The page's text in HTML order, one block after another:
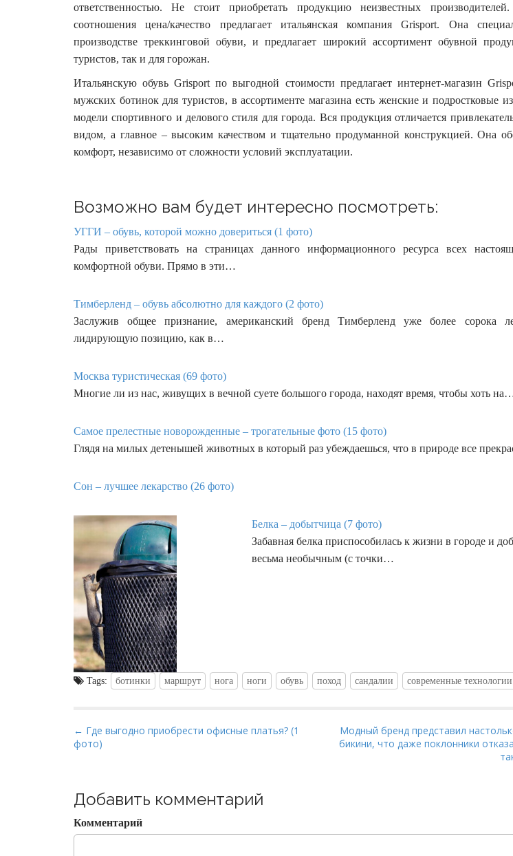
ответственностью. Не стоит приобретать продукцию неизвестных
соотношения цена/качество предлагает итальянская компания Grisport. Она
производстве треккинговой обуви, и предлагает широкий ассортимент обувной
туристов, так и для горожан.
Итальянскую обувь Grisport по выгодной стоимости предлагает интернет-магазин
мужских ботинок для туристов, в ассортименте магазина есть женские и подростковые
модели спортивного и делового стиля для города. Вся продукция отличается
видом, а главное – высоким качеством и тщательно продуманной конструкцией. Она
комфорт, независимо от сложности условий эксплуатации.
Возможно вам будет интересно посмотреть:
УГГИ – обувь, которой можно довериться (1 фото)
Рады приветствовать на страницах данного информационного ресурса всех
комфортной обуви. Прямо в эти…
Тимберленд – обувь абсолютно для каждого (2 фото)
Заслужив общее признание, американский бренд Тимберленд уже более сорока
лидирующую позицию, как в…
Москва туристическая (69 фото)
Многие ли из нас, живущих в вечной суете большого города, находят время, чтобы хоть
Самое прелестные новорожденные – трогательные фото (15 фото)
Глядя на милых детенышей животных в который раз убеждаешься, что в природе все
Сон – лучшее лекарство (26 фото)
Белка – добытчица (7 фото)
Забавная белка приспособилась к жизни в городе и
весьма необычным (с точки…
Tags: ботинки маршрут нога ноги обувь поход сандалии современные технологии
P
o
n
a
v
← Где выгодно приобрести офисные платья? (1
фото)
Модный бренд представил
бикини, что даже поклонники
Добавить комментарий
Комментарий